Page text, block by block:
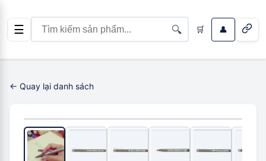
☰ 🔍 🛒 👤
← Quay lại danh sách
-1.320 ₫(4%)